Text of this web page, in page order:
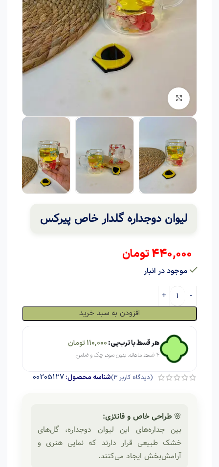
برای بزرگنمایی کلیک کنید
لیوان دوجداره گلدار خاص پیرکس
440,000تومان
موجود در انبار
افزودن به سبد خرید
هر قسط با ترب‌پی:110,000تومان
۴ قسط ماهانه. بدون سود، چک و ضامن.
(دیدگاه کاربر 3
)شناسه محصول:00205127
🌸 طراحی خاص و فانتزی:
بین جداره‌های این لیوان دوجداره، گل‌های
خشک طبیعی قرار دارند که نمایی هنری و
آرامش‌بخش ایجاد می‌کنند.